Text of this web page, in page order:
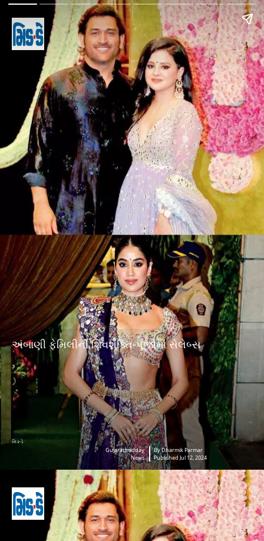
અંબાણી ફેમિલીની શિવશક્તિ-પૂજામાં સેલેબ્સ
મિડ-ડે
Gujaratimidday
News
By Dharmik Parmar
Published Jul 12, 2024